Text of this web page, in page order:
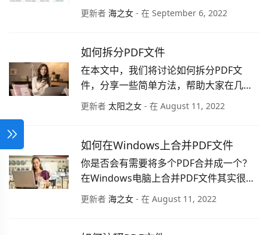
自己的产品。
更新者 海之女 - 在 September 6, 2022
如何拆分PDF文件
在本文中，我们将讨论如何拆分PDF文
件，分享一些简单方法，帮助大家在几秒
钟内将一个PDF文档拆分为多个PDF文
更新者 太阳之女 - 在 August 11, 2022
如何在Windows上合并PDF文件
你是否会有需要将多个PDF合并成一个？
在Windows电脑上合并PDF文件其实很简
单，以下是如何在Windows上合并PDF的
更新者 海之女 - 在 August 11, 2022